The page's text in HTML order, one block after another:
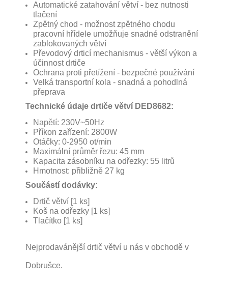
Automatické zatahování větví - bez nutnosti
tlačení
Zpětný chod - možnost zpětného chodu
pracovní hřídele umožňuje snadné odstranění
zablokovaných větví
Převodový drticí mechanismus - větší výkon a
účinnost drtiče
Ochrana proti přetížení - bezpečné používání
Velká transportní kola - snadná a pohodlná
přeprava
Technické údaje drtiče větví DED8682:
Napětí: 230V~50Hz
Příkon zařízení: 2800W
Otáčky: 0-2950 ot/min
Maximální průměr řezu: 45 mm
Kapacita zásobníku na odřezky: 55 litrů
Hmotnost: přibližně 27 kg
Součástí dodávky:
Drtič větví [1 ks]
Koš na odřezky [1 ks]
Tlačítko [1 ks]
Nejprodavánější drtič větví u nás v obchodě v
Dobrušce.